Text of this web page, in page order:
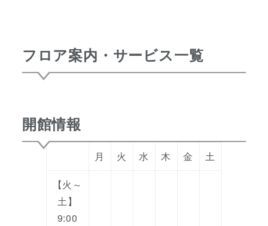
フロア案内・サービス一覧
開館情報
月 火 水 木 金 土
【火～
土】
9:00